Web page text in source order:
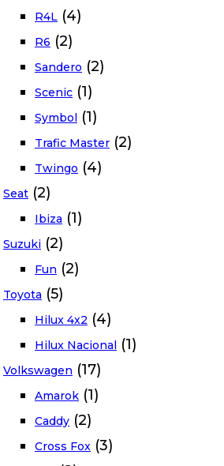
R4L (4)
R6 (2)
Sandero (2)
Scenic (1)
Symbol (1)
Trafic Master (2)
Twingo (4)
Seat (2)
Ibiza (1)
Suzuki (2)
Fun (2)
Toyota (5)
Hilux 4x2 (4)
Hilux Nacional (1)
Volkswagen (17)
Amarok (1)
Caddy (2)
Cross Fox (3)